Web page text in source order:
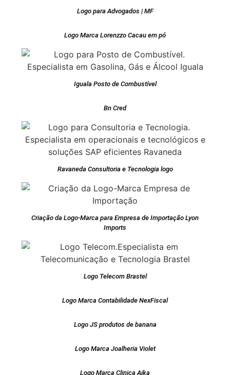
Logo para Advogados | MF
Logo Marca Lorenzzo Cacau em pó
Iguala Posto de Combustível
Bn Cred
Ravaneda Consultoria e Tecnologia logo
Criação da Logo-Marca para Empresa de Importação Lyon
Imports
Logo Telecom Brastel
Logo Marca Contabilidade NexFiscal
Logo JS produtos de banana
Logo Marca Joalheria Violet
Logo Marca Clinica Aika